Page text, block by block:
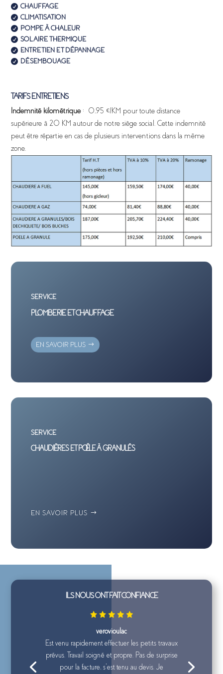
 CHAUFFAGE
 CLIMATISATION
 POMPE À CHALEUR
 SOLAIRE THERMIQUE
 ENTRETIEN ET DÉPANNAGE
 DÉSEMBOUAGE
TARIFS ENTRETIENS
Indemnité kilométrique: 0,95 €/KM pour toute distance
supérieure à 20 KM autour de notre siège social. Cette indemnité
peut être répartie en cas de plusieurs interventions dans la même
zone.
SERVICE
PLOMBERIE ET CHAUFFAGE
EN SAVOIR PLUS
SERVICE
CHAUDIÈRES ET POÊLE À GRANULÉS
EN SAVOIR PLUS
ILS NOUS ONT FAIT CONFIANCE
verovioulac
Est venu rapidement effectuer les petits travaux
prévus. Travail soigné et propre. Pas de surprise
pour la facture, s’est tenu au devis. Je